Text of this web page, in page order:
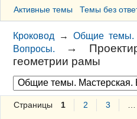
Активные темы Темы без
Кроковод →Общие темы.
Вопросы.
→
геометрии рамы
Страницы 1 2 3